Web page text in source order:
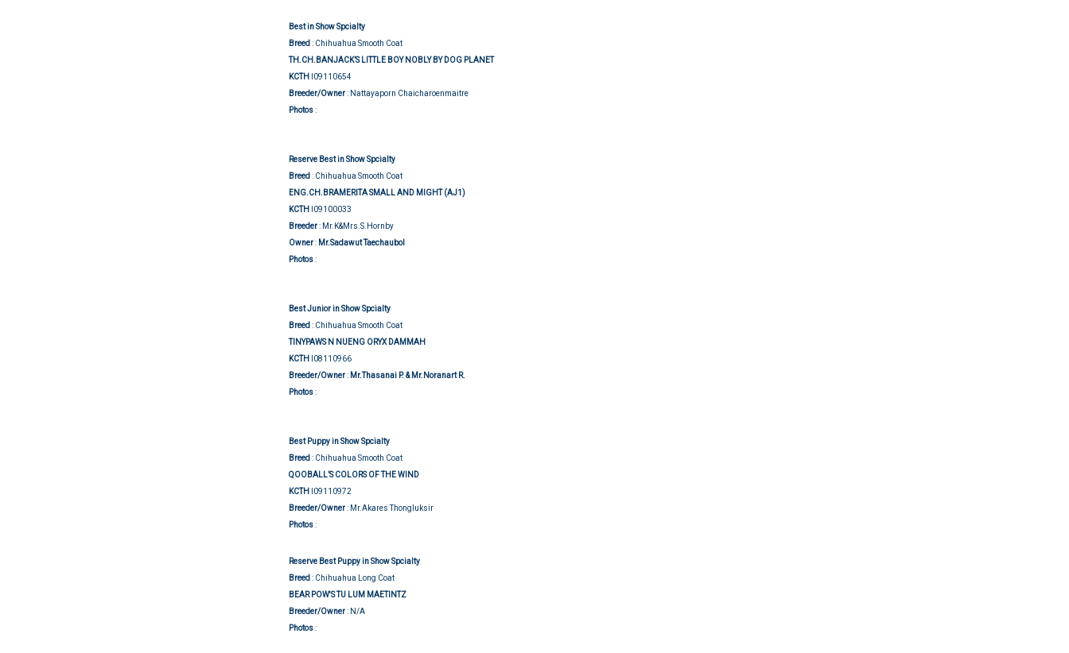
Best in Show Spcialty
Breed : Chihuahua Smooth Coat
TH.CH.BANJACK’S LITTLE BOY NOBLY BY DOG PLANET
KCTH
I09110654
Breeder/Owner: Nattayaporn Chaicharoenmaitre
Photos:
Reserve Best in Show Spcialty
Breed : Chihuahua Smooth Coat
ENG.CH.BRAMERITA SMALL AND MIGHT (AJ1)
KCTH
I09100033
Breeder: Mr.K&Mrs.S.Hornby
Owner: Mr.Sadawut Taechaubol
Photos:
Best Junior in Show Spcialty
Breed : Chihuahua Smooth Coat
TINYPAWS N NUENG ORYX DAMMAH
KCTH
I08110966
Breeder/Owner: Mr.Thasanai P. & Mr.Noranart R.
Photos:
Best Puppy in Show Spcialty
Breed : Chihuahua Smooth Coat
QOOBALL’S COLORS OF THE WIND
KCTH
I09110972
Breeder/Owner: Mr.Akares Thongluksir
Photos:
Reserve Best Puppy in Show Spcialty
Breed : Chihuahua Long Coat
BEAR POW'S TU LUM MAETINTZ
Breeder/Owner: N/A
Photos: